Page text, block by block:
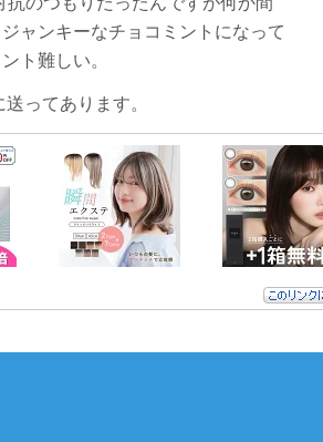
ャンキーなチョコミントになって
ト難しい。
ってあります。